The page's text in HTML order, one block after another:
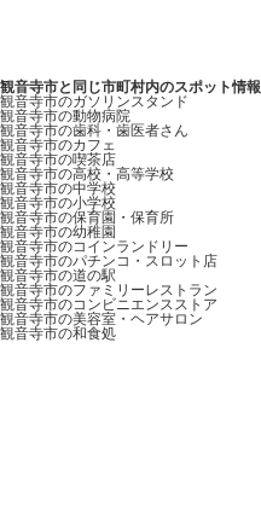
観音寺市と同じ市町村内のスポット情報
観音寺市のガソリンスタンド
観音寺市の動物病院
観音寺市の歯科・歯医者さん
観音寺市のカフェ
観音寺市の喫茶店
観音寺市の高校・高等学校
観音寺市の中学校
観音寺市の小学校
観音寺市の保育園・保育所
観音寺市の幼稚園
観音寺市のコインランドリー
観音寺市のパチンコ・スロット店
観音寺市の道の駅
観音寺市のファミリーレストラン
観音寺市のコンビニエンスストア
観音寺市の美容室・ヘアサロン
観音寺市の和食処